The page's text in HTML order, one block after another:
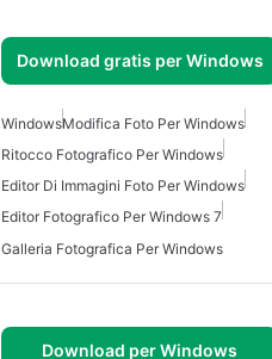
Download gratis per Windows
WindowsModifica Foto Per Windows
Ritocco Fotografico Per Windows
Editor Di Immagini Foto Per Windows
Editor Fotografico Per Windows 7
Galleria Fotografica Per Windows
Download per Windows